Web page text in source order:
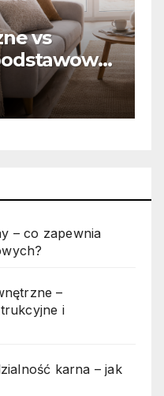
karna –
praktyce?
– co zapewnia
–
i
karna – jak